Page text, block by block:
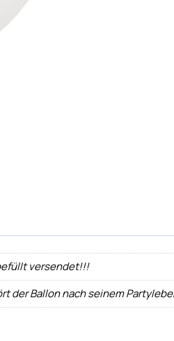
versendet!!!
der Ballon nach seinem